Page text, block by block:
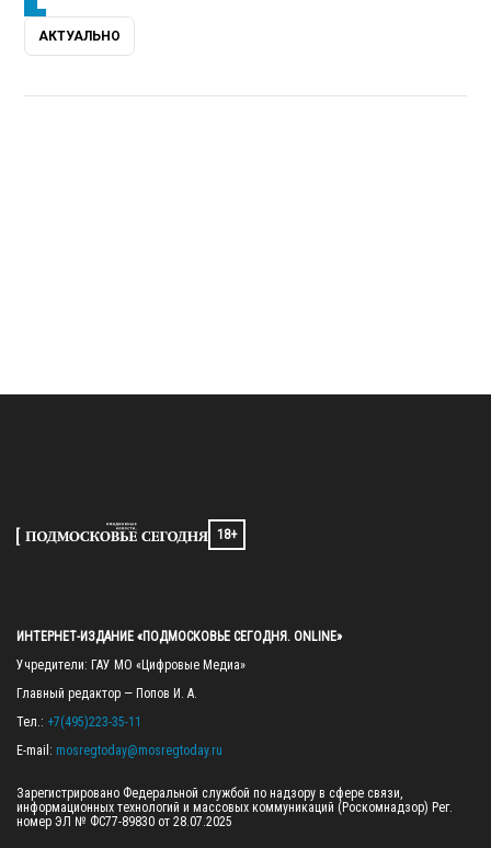
АКТУАЛЬНО
18+
ИНТЕРНЕТ-ИЗДАНИЕ «ПОДМОСКОВЬЕ СЕГОДНЯ. ONLINE»
Учредители: ГАУ МО «Цифровые Медиа»
Главный редактор — Попов И. А.
Тел.: +7(495)223-35-11
E-mail: mosregtoday@mosregtoday.ru
Зарегистрировано Федеральной службой по надзору в сфере связи,
информационных технологий и массовых коммуникаций (Роскомнадзор) Рег.
номер ЭЛ № ФС77-89830 от 28.07.2025